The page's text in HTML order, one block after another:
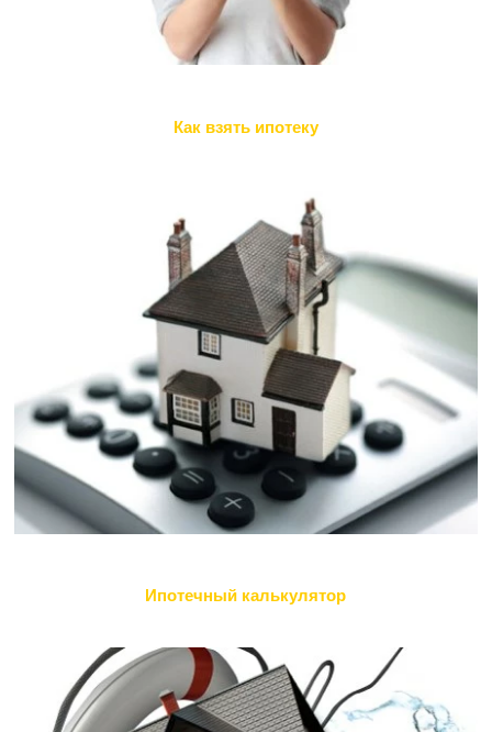
Как взять ипотеку
Ипотечный калькулятор